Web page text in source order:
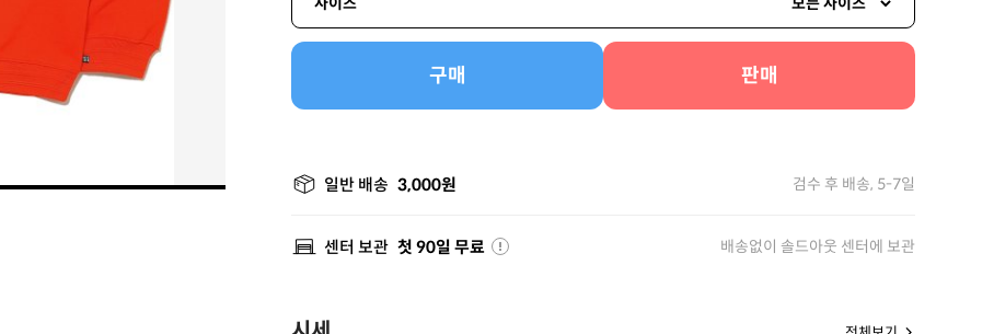
구매 판매
일반 배송 3,000원 검수 후 배송, 5-7일
센터 보관 첫 90일 무료 배송없이 솔드아웃 센터에 보관